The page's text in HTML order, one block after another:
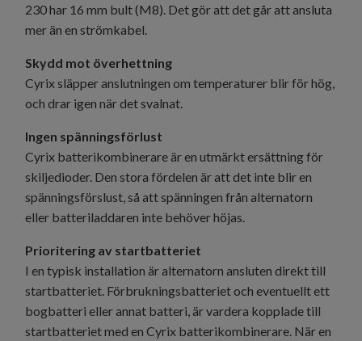
230 har 16 mm bult (M8). Det gör att det går att ansluta
mer än en strömkabel.
Skydd mot överhettning
Cyrix släpper anslutningen om temperaturer blir för hög,
och drar igen när det svalnat.
Ingen spänningsförlust
Cyrix batterikombinerare är en utmärkt ersättning för
skiljedioder. Den stora fördelen är att det inte blir en
spänningsförslust, så att spänningen från alternatorn
eller batteriladdaren inte behöver höjas.
Prioritering av startbatteriet
I en typisk installation är alternatorn ansluten direkt till
startbatteriet. Förbrukningsbatteriet och eventuellt ett
bogbatteri eller annat batteri, är vardera kopplade till
startbatteriet med en Cyrix batterikombinerare. När en